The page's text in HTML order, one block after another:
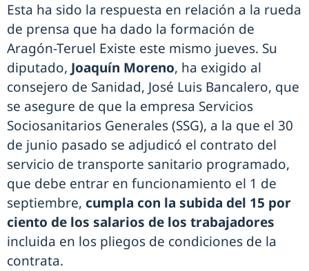
Esta ha sido la respuesta en relación a la rueda
de prensa que ha dado la formación de
Aragón-Teruel Existe este mismo jueves. Su
diputado, Joaquín Moreno, ha exigido al
consejero de Sanidad, José Luis Bancalero, que
se asegure de que la empresa Servicios
Sociosanitarios Generales (SSG), a la que el 30
de junio pasado se adjudicó el contrato del
servicio de transporte sanitario programado,
que debe entrar en funcionamiento el 1 de
septiembre, cumpla con la subida del 15 por
ciento de los salarios de los trabajadores
incluida en los pliegos de condiciones de la
contrata.